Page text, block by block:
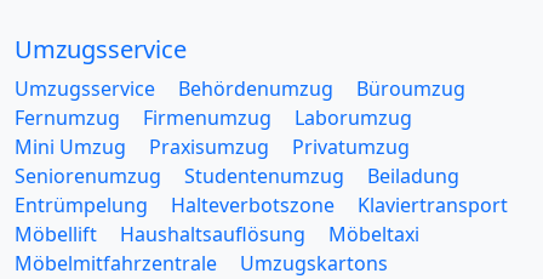
Umzugsservice
Umzugsservice Behördenumzug
Büroumzug
Fernumzug
Firmenumzug
Laborumzug
Mini Umzug
Praxisumzug
Privatumzug
Seniorenumzug
Studentenumzug
Beiladung
Entrümpelung
Halteverbotszone
Klaviertransport
Möbellift
Haushaltsauflösung
Möbeltaxi
Möbelmitfahrzentrale
Umzugskartons